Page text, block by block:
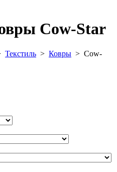
Cow-Star
Текстиль > Ковры > Cow-